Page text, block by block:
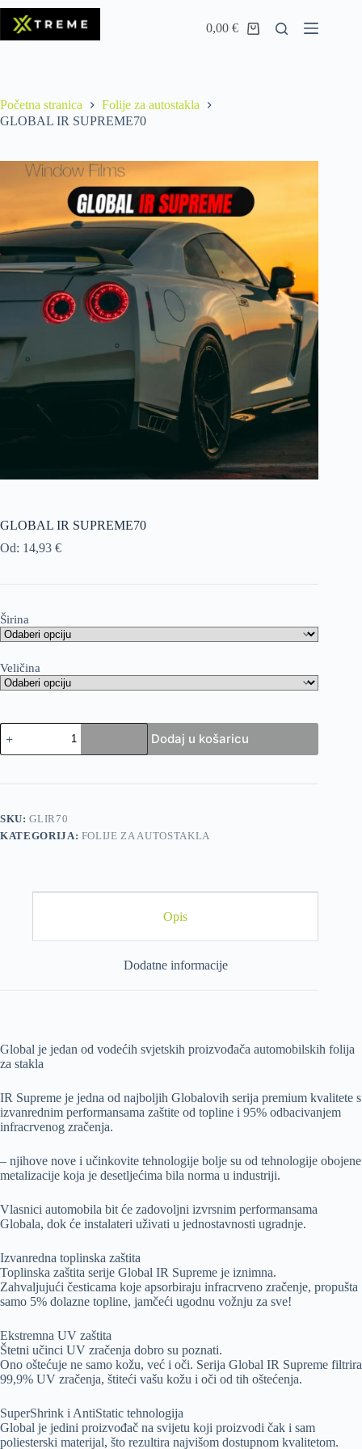
0,00€
Početna stranica
Folije za autostakla
GLOBAL IR SUPREME70
GLOBAL IR SUPREME70
Od: 14,93 €
Širina
Veličina
Dodaj u košaricu
SKU:GLIR70
KATEGORIJA: FOLIJE ZA AUTOSTAKLA
Opis
Dodatne informacije
Global je jedan od vodećih svjetskih proizvođača automobilskih folija
za stakla
IR Supreme je jedna od najboljih Globalovih serija premium kvalitete s
izvanrednim performansama zaštite od topline i 95% odbacivanjem
infracrvenog zračenja.
– njihove nove i učinkovite tehnologije bolje su od tehnologije obojene
metalizacije koja je desetljećima bila norma u industriji.
Vlasnici automobila bit će zadovoljni izvrsnim performansama
Globala, dok će instalateri uživati ​​u jednostavnosti ugradnje.
Izvanredna toplinska zaštita
Toplinska zaštita serije Global IR Supreme je iznimna.
Zahvaljujući česticama koje apsorbiraju infracrveno zračenje, propušta
samo 5% dolazne topline, jamčeći ugodnu vožnju za sve!
Ekstremna UV zaštita
Štetni učinci UV zračenja dobro su poznati.
Ono oštećuje ne samo kožu, već i oči. Serija Global IR Supreme filtrira
99,9% UV zračenja, štiteći vašu kožu i oči od tih oštećenja.
SuperShrink i AntiStatic tehnologija
Global je jedini proizvođač na svijetu koji proizvodi čak i sam
poliesterski materijal, što rezultira najvišom dostupnom kvalitetom.